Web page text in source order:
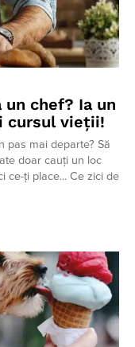
chef? Ia un
cursul vieții!
pas mai departe? Să
doar cauți un loc
ce-ți place... Ce zici de